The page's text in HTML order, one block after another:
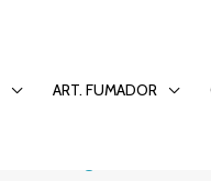
ART. FUMADOR
CENICERO